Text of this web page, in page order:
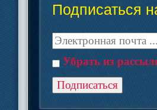
Подписаться
Убрать из